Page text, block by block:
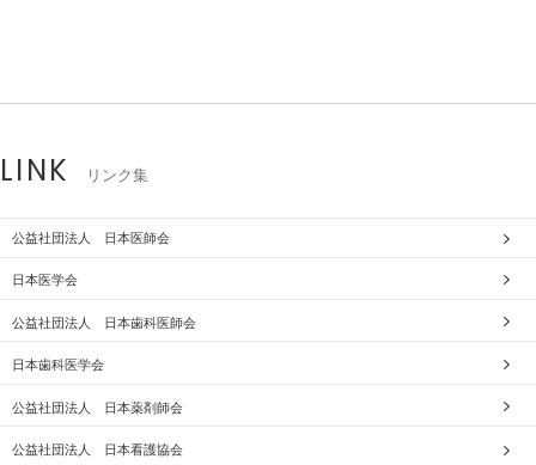
LINK リンク集
公益社団法人 日本医師会
日本医学会
公益社団法人 日本歯科医師会
日本歯科医学会
公益社団法人 日本薬剤師会
公益社団法人 日本看護協会